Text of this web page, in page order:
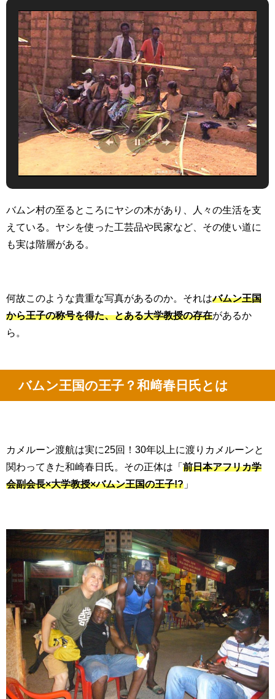
バムン村の至るところにヤシの木があり、人々の生活を支
えている。ヤシを使った工芸品や民家など、その使い道に
も実は階層がある。
何故このような貴重な写真があるのか。それはバムン王国
から王子の称号を得た、とある大学教授の存在があるか
ら。
バムン王国の王子？和﨑春日氏とは
カメルーン渡航は実に25回！30年以上に渡りカメルーンと
関わってきた和崎春日氏。その正体は「 前日本アフリカ学
会副会長×大学教授×バムン王国の王子!? 」